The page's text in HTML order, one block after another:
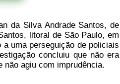
da Silva Andrade Santos, de
litoral de São Paulo, em
uma perseguição de policiais
concluiu que não era
não agiu com imprudência.